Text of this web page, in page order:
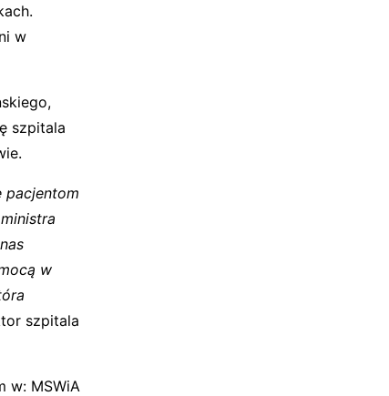
w
szpitala
pacjentom
w
szpitala
w: MSWiA